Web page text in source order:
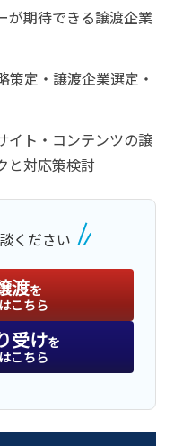
が期待できる譲渡企業
策定・譲渡企業選定・
イト・コンテンツの譲
と対応策検討
ください
渡を
こちら
受けを
こちら